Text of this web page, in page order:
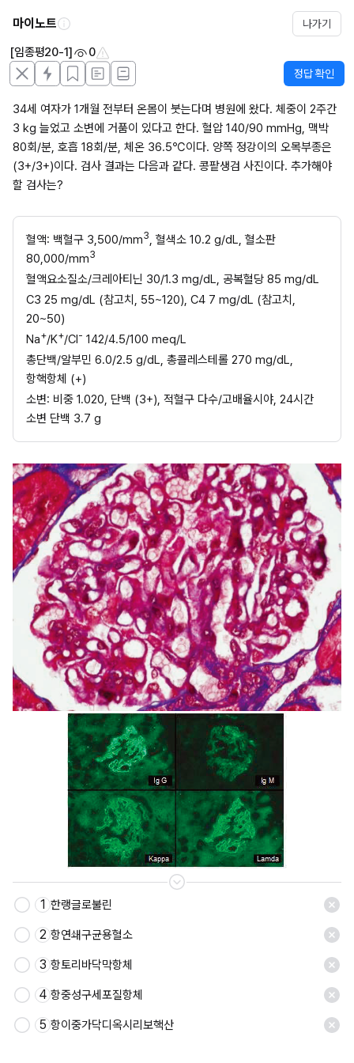
마이노트 나가기
[임종평20-1] 0
정답 확인
34세 여자가 1개월 전부터 온몸이 붓는다며 병원에 왔다. 체중이 2주간
3 kg 늘었고 소변에 거품이 있다고 한다. 혈압 140/90 mmHg, 맥박
80회/분, 호흡 18회/분, 체온 36.5℃이다. 양쪽 정강이의 오목부종은
(3+/3+)이다. 검사 결과는 다음과 같다. 콩팥생검 사진이다. 추가해야
할 검사는?
혈액: 백혈구 3,500/mm3, 혈색소 10.2 g/dL, 혈소판
80,000/mm3
혈액요소질소/크레아티닌 30/1.3 mg/dL, 공복혈당 85 mg/dL
C3 25 mg/dL (참고치, 55~120), C4 7 mg/dL (참고치,
20~50)
Na+/K+/Cl- 142/4.5/100 meq/L
총단백/알부민 6.0/2.5 g/dL, 총콜레스테롤 270 mg/dL,
항핵항체 (+)
소변: 비중 1.020, 단백 (3+), 적혈구 다수/고배율시야, 24시간
소변 단백 3.7 g
1 한랭글로불린
2 항연쇄구균용혈소
3 항토리바닥막항체
4 항중성구세포질항체
5 항이중가닥디옥시리보핵산